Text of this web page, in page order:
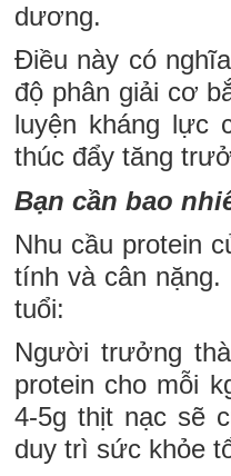
dương.
Điều này có
độ phân giải cơ
luyện kháng lực
thúc đẩy tăng
Bạn cần bao
Nhu cầu protein
tính và cân
tuổi:
Người trưởng
protein cho mỗi
4-5g thịt nạc sẽ
duy trì sức khỏe